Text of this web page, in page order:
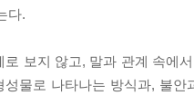
다.
보지 않고, 말과 관계 속에
물로 나타나는 방식과, 불